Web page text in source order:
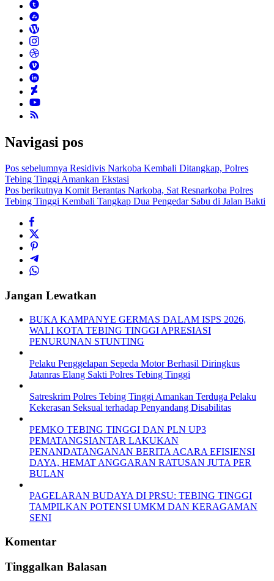
Navigasi pos
Pos sebelumnya Residivis Narkoba Kembali Ditangkap, Polres
Tebing Tinggi Amankan Ekstasi
Pos berikutnya Komit Berantas Narkoba, Sat Resnarkoba Polres
Tebing Tinggi Kembali Tangkap Dua Pengedar Sabu di Jalan Bakti
Jangan Lewatkan
BUKA KAMPANYE GERMAS DALAM ISPS 2026,
WALI KOTA TEBING TINGGI APRESIASI
PENURUNAN STUNTING
Pelaku Penggelapan Sepeda Motor Berhasil Diringkus
Jatanras Elang Sakti Polres Tebing Tinggi
Satreskrim Polres Tebing Tinggi Amankan Terduga Pelaku
Kekerasan Seksual terhadap Penyandang Disabilitas
PEMKO TEBING TINGGI DAN PLN UP3
PEMATANGSIANTAR LAKUKAN
PENANDATANGANAN BERITA ACARA EFISIENSI
DAYA, HEMAT ANGGARAN RATUSAN JUTA PER
BULAN
PAGELARAN BUDAYA DI PRSU: TEBING TINGGI
TAMPILKAN POTENSI UMKM DAN KERAGAMAN
SENI
Komentar
Tinggalkan Balasan